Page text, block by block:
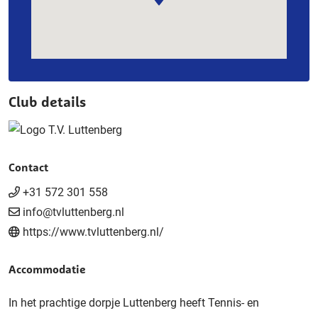
Club details
Contact
+31 572 301 558
info@tvluttenberg.nl
https://www.tvluttenberg.nl/
Accommodatie
In het prachtige dorpje Luttenberg heeft Tennis- en